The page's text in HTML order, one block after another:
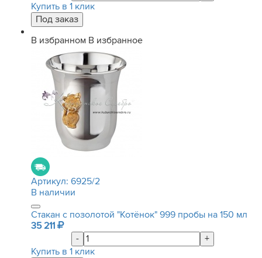
Купить в 1 клик
В избранном В избранное
Артикул: 6925/2
В наличии
Стакан с позолотой "Котёнок" 999 пробы на 150 мл
35 211
-
+
Купить в 1 клик